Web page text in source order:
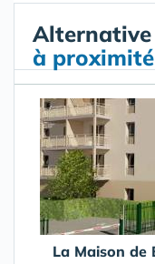
à
La Maison de